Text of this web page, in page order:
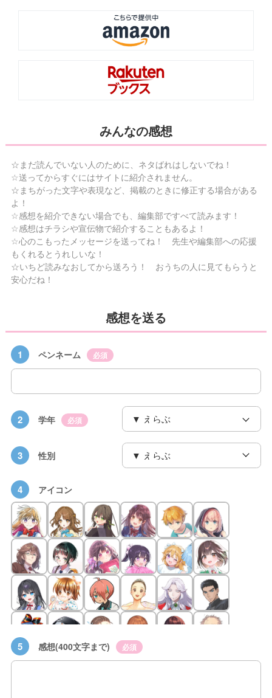
みんなの感想
☆まだ読んでいない人のために、ネタばれはしないでね！
☆送ってからすぐにはサイトに紹介されません。
☆まちがった文字や表現など、掲載のときに修正する場合がある
よ！
☆感想を紹介できない場合でも、編集部ですべて読みます！
☆感想はチラシや宣伝物で紹介することもあるよ！
☆心のこもったメッセージを送ってね！ 先生や編集部への応援
もくれるとうれしいな！
☆いちど読みなおしてから送ろう！ おうちの人に見てもらうと
安心だね！
感想を送る
1 ペンネーム 必須
2 学年 必須
3 性別
4 アイコン
5 感想(400文字まで) 必須